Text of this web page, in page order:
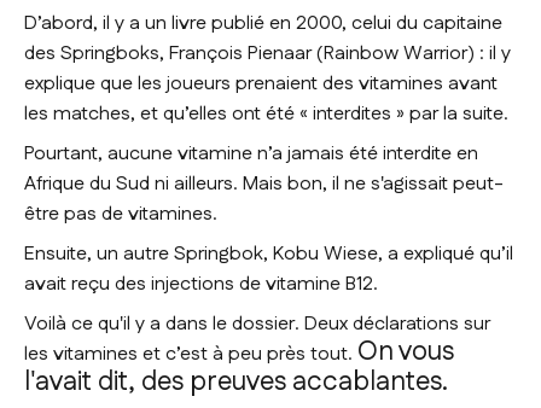
D’abord, il y a un livre publié en 2000, celui du capitaine
des Springboks, François Pienaar (Rainbow Warrior) : il y
explique que les joueurs prenaient des vitamines avant
les matches, et qu’elles ont été « interdites » par la suite.
Pourtant, aucune vitamine n’a jamais été interdite en
Afrique du Sud ni ailleurs. Mais bon, il ne s'agissait peut-
être pas de vitamines.
Ensuite, un autre Springbok, Kobu Wiese, a expliqué qu’il
avait reçu des injections de vitamine B12.
Voilà ce qu'il y a dans le dossier. Deux déclarations sur
les vitamines et c’est à peu près tout. On vous
l'avait dit, des preuves accablantes.